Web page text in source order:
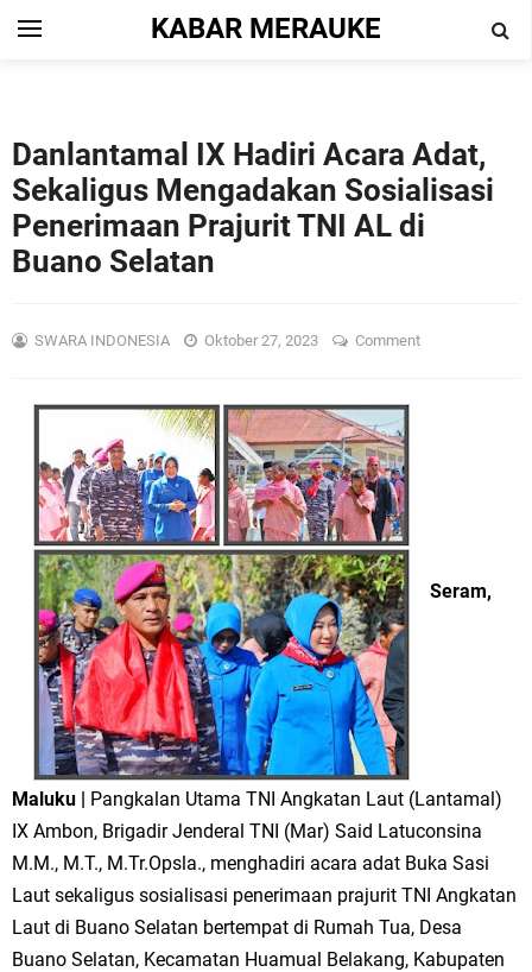
KABAR MERAUKE
Danlantamal IX Hadiri Acara Adat,
Sekaligus Mengadakan Sosialisasi
Penerimaan Prajurit TNI AL di
Buano Selatan
SWARA INDONESIA Oktober 27, 2023 Comment
Seram,
Maluku | Pangkalan Utama TNI Angkatan Laut (Lantamal)
IX Ambon, Brigadir Jenderal TNI (Mar) Said Latuconsina
M.M., M.T., M.Tr.Opsla., menghadiri acara adat Buka Sasi
Laut sekaligus sosialisasi penerimaan prajurit TNI Angkatan
Laut di Buano Selatan bertempat di Rumah Tua, Desa
Buano Selatan, Kecamatan Huamual Belakang, Kabupaten